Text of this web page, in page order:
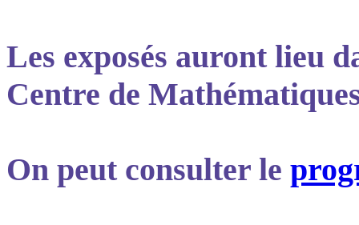
Les exposés auront lieu
Centre de
On peut consulter le